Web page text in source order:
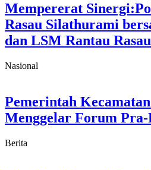
Mempererat
Rasau Silathurami
dan LSM Rantau Rasau
Nasional
Pemerintah
Menggelar Forum
Berita